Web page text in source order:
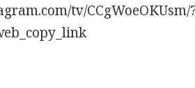
tv/CCgWoeOKUsm/